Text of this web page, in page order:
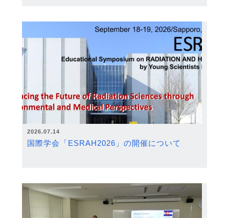
2026.07.14
国際学会「ESRAH2026」の開催について